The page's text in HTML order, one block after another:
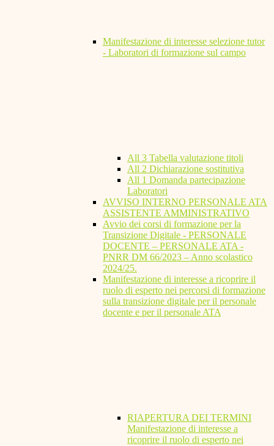
Manifestazione di interesse selezione tutor
- Laboratori di formazione sul campo
All 3 Tabella valutazione titoli
All 2 Dichiarazione sostitutiva
All 1 Domanda partecipazione
Laboratori
AVVISO INTERNO PERSONALE ATA
ASSISTENTE AMMINISTRATIVO
Avvio dei corsi di formazione per la
Transizione Digitale - PERSONALE
DOCENTE – PERSONALE ATA -
PNRR DM 66/2023 – Anno scolastico
2024/25.
Manifestazione di interesse a ricoprire il
ruolo di esperto nei percorsi di formazione
sulla transizione digitale per il personale
docente e per il personale ATA
RIAPERTURA DEI TERMINI
Manifestazione di interesse a
ricoprire il ruolo di esperto nei